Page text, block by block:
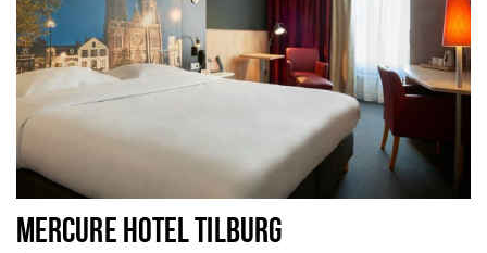
MERCURE HOTEL TILBURG